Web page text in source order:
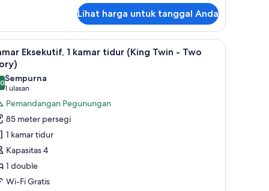
Lihat harga untuk tanggal Anda
angsa, dan brankas 1 kamar tidur, seprai premium, selimut bulu
11
Eksekutif, 1 kamar tidur (King Twin - Two
dari 10
Sempurna
1 ulasan
(1
ulasan)
Pemandangan Pegunungan
85 meter persegi
1 kamar tidur
Kapasitas 4
1 double
Wi-Fi Gratis